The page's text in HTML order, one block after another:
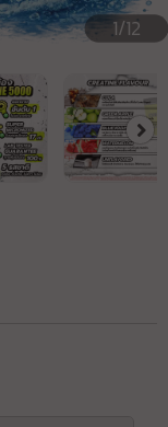
1/12